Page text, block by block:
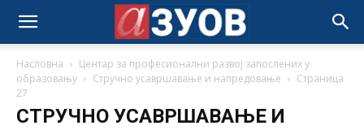
Насловна
Центар за професионални развој запослених у
образовању
Стручно усавршавање и напредовање
Страница
27
СТРУЧНО УСАВРШАВАЊЕ И